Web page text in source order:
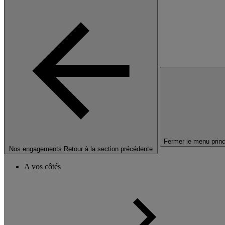
Nos engagements Retour à la section précédente
Fermer le menu
A vos côtés